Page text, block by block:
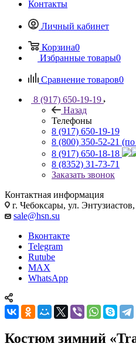
Контакты
Личный кабинет
Корзина0
Избранные товары0
Сравнение товаров0
8 (917) 650-19-19
Назад
Телефоны
8 (917) 650-19-19
8 (800) 350-52-21
8 (917) 650-18-18
8 (8352) 31-73-71
Заказать звонок
Контактная информация
г. Чебоксары, ул.
sale@hsn.su
Вконтакте
Telegram
Rutube
MAX
WhatsApp
Костюм зимний